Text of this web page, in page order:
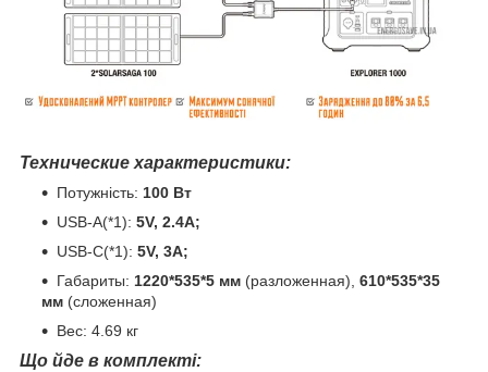
Технические характеристики:
Потужність: 100 Вт
USB-A(*1): 5V, 2.4A;
USB-C(*1): 5V, 3A;
Габариты: 1220*535*5 мм (разложенная), 610*535*35
мм (сложенная)
Вес: 4.69 кг
Що йде в комплекті: